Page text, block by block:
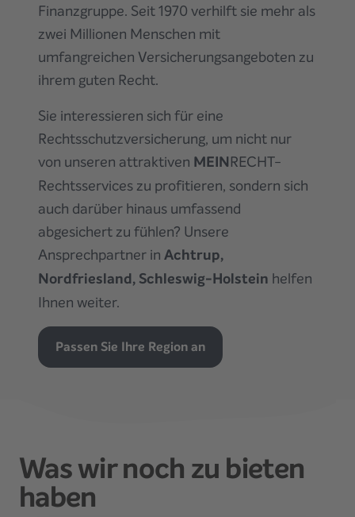
Finanzgruppe. Seit 1970 verhilft sie mehr als
zwei Millionen Menschen mit
umfangreichen Versicherungsangeboten zu
ihrem guten Recht.
Sie interessieren sich für eine
Rechtsschutzversicherung, um nicht nur
von unseren attraktiven MEINRECHT-
Rechtsservices zu profitieren, sondern sich
auch darüber hinaus umfassend
abgesichert zu fühlen? Unsere
Ansprechpartner in Achtrup,
Nordfriesland, Schleswig-Holstein helfen
Ihnen weiter.
Passen Sie Ihre Region an
Was wir noch zu bieten
haben